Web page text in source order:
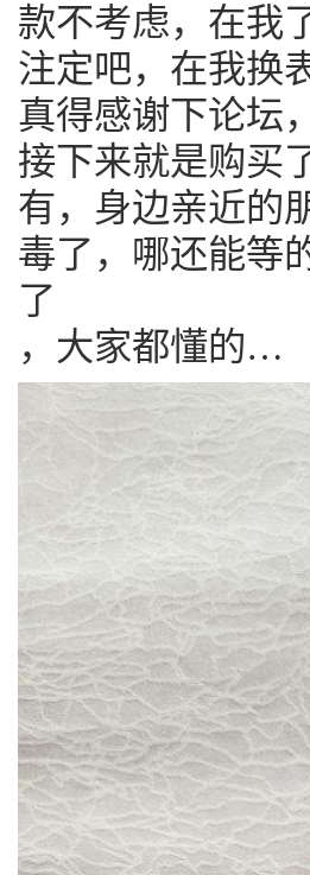
款不考虑，在我
注定吧，在我换
真得感谢下论坛
接下来就是购买
有，身边亲近的
毒了，哪还能等
了
，大家都懂的…